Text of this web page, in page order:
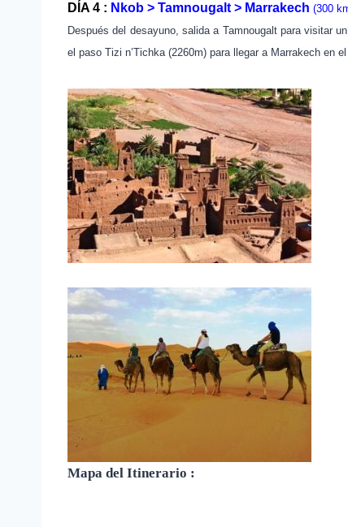
DÍA 4 : Nkob > Tamnougalt > Marrakech (300
Después del desayuno, salida a Tamnougalt para visitar
el paso Tizi n’Tichka (2260m) para llegar a Marrakech en el
Mapa del Itinerario :